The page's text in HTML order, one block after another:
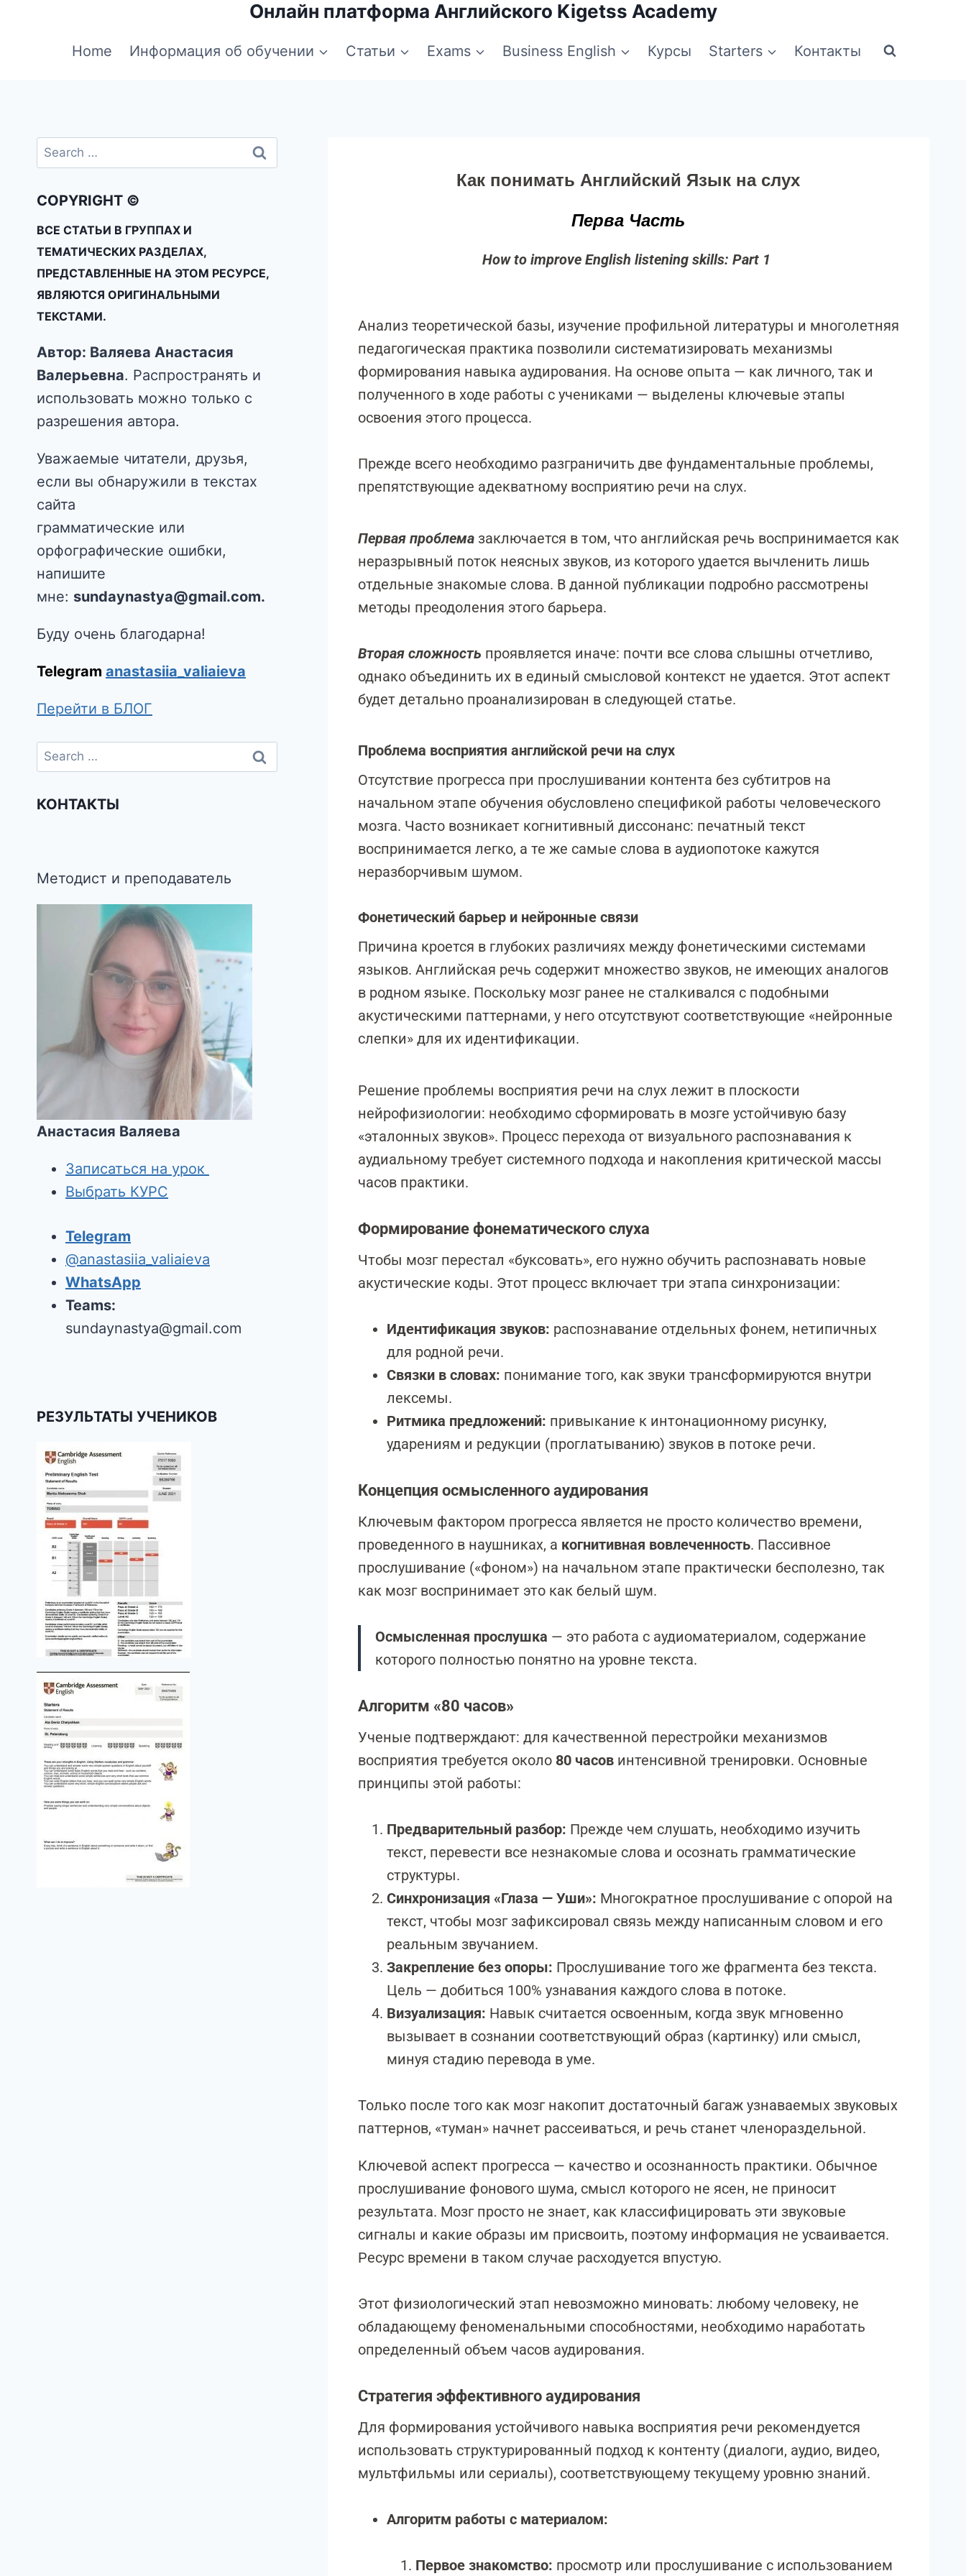
Онлайн платформа Английского Kigetss Academy
Home Информация об обучении Статьи Exams Business English Курсы Starters Контакты
Как понимать Английский Язык на слух
Перва Часть
How to improve English listening skills: Part 1
Анализ теоретической базы, изучение профильной литературы и многолетняя
педагогическая практика позволили систематизировать механизмы
формирования навыка аудирования. На основе опыта — как личного, так и
полученного в ходе работы с учениками — выделены ключевые этапы
освоения этого процесса.
Прежде всего необходимо разграничить две фундаментальные проблемы,
препятствующие адекватному восприятию речи на слух.
Первая проблемазаключается в том, что английская речь воспринимается как
неразрывный поток неясных звуков, из которого удается вычленить лишь
отдельные знакомые слова. В данной публикации подробно рассмотрены
методы преодоления этого барьера.
Вторая сложность проявляется иначе: почти все слова слышны отчетливо,
однако объединить их в единый смысловой контекст не удается. Этот аспект
будет детально проанализирован в следующей статье.
Проблема восприятия английской речи на слух
Отсутствие прогресса при прослушивании контента без субтитров на
начальном этапе обучения обусловлено спецификой работы человеческого
мозга. Часто возникает когнитивный диссонанс: печатный текст
воспринимается легко, а те же самые слова в аудиопотоке кажутся
неразборчивым шумом.
Фонетический барьер и нейронные связи
Причина кроется в глубоких различиях между фонетическими системами
языков. Английская речь содержит множество звуков, не имеющих аналогов
в родном языке. Поскольку мозг ранее не сталкивался с подобными
акустическими паттернами, у него отсутствуют соответствующие «нейронные
слепки» для их идентификации.
Решение проблемы восприятия речи на слух лежит в плоскости
нейрофизиологии: необходимо сформировать в мозге устойчивую базу
«эталонных звуков». Процесс перехода от визуального распознавания к
аудиальному требует системного подхода и накопления критической массы
часов практики.
Формирование фонематического слуха
Чтобы мозг перестал «буксовать», его нужно обучить распознавать новые
акустические коды. Этот процесс включает три этапа синхронизации:
Идентификация звуков: распознавание отдельных фонем, нетипичных
для родной речи.
Связки в словах: понимание того, как звуки трансформируются внутри
лексемы.
Ритмика предложений: привыкание к интонационному рисунку,
ударениям и редукции (проглатыванию) звуков в потоке речи.
Концепция осмысленного аудирования
Ключевым фактором прогресса является не просто количество времени,
проведенного в наушниках, а когнитивная вовлеченность. Пассивное
прослушивание («фоном») на начальном этапе практически бесполезно, так
как мозг воспринимает это как белый шум.
Осмысленная прослушка — это работа с аудиоматериалом, содержание
которого полностью понятно на уровне текста.
Алгоритм «80 часов»
Ученые подтверждают: для качественной перестройки механизмов
восприятия требуется около 80 часовинтенсивной тренировки. Основные
принципы этой работы:
Предварительный разбор: Прежде чем слушать, необходимо изучить
текст, перевести все незнакомые слова и осознать грамматические
структуры.
Синхронизация «Глаза — Уши»: Многократное прослушивание с опорой на
текст, чтобы мозг зафиксировал связь между написанным словом и его
реальным звучанием.
Закрепление без опоры: Прослушивание того же фрагмента без текста.
Цель — добиться 100% узнавания каждого слова в потоке.
Визуализация: Навык считается освоенным, когда звук мгновенно
вызывает в сознании соответствующий образ (картинку) или смысл,
минуя стадию перевода в уме.
Только после того как мозг накопит достаточный багаж узнаваемых звуковых
паттернов, «туман» начнет рассеиваться, и речь станет членораздельной.
Ключевой аспект прогресса — качество и осознанность практики. Обычное
прослушивание фонового шума, смысл которого не ясен, не приносит
результата. Мозг просто не знает, как классифицировать эти звуковые
сигналы и какие образы им присвоить, поэтому информация не усваивается.
Ресурс времени в таком случае расходуется впустую.
Этот физиологический этап невозможно миновать: любому человеку, не
обладающему феноменальными способностями, необходимо наработать
определенный объем часов аудирования.
Стратегия эффективного аудирования
Для формирования устойчивого навыка восприятия речи рекомендуется
использовать структурированный подход к контенту (диалоги, аудио, видео,
мультфильмы или сериалы), соответствующему текущему уровню знаний.
Алгоритм работы с материалом:
Первое знакомство: просмотр или прослушивание с использованием
COPYRIGHT ©
ВСЕ СТАТЬИ В ГРУППАХ И
ТЕМАТИЧЕСКИХ РАЗДЕЛАХ,
ПРЕДСТАВЛЕННЫЕ НА ЭТОМ РЕСУРСЕ,
ЯВЛЯЮТСЯ ОРИГИНАЛЬНЫМИ
ТЕКСТАМИ.
Автор: Валяева Анастасия
Валерьевна. Распространять и
использовать можно только с
разрешения автора.
Уважаемые читатели, друзья,
если вы обнаружили в текстах
сайта
грамматические или
орфографические ошибки,
напишите
мне: sundaynastya@gmail.com.
Буду очень благодарна!
Telegram anastasiia_valiaieva
Перейти в БЛОГ
КОНТАКТЫ
Методист и преподаватель
Анастасия Валяева
Записаться на урок
Выбрать КУРС
Telegram
@anastasiia_valiaieva
WhatsApp
Teams:
sundaynastya@gmail.com
РЕЗУЛЬТАТЫ УЧЕНИКОВ